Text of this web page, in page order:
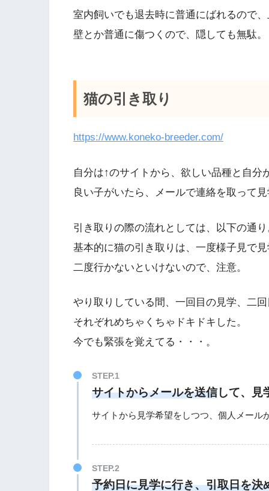
室内飼いでも退去時に普通にばれるので
壁とか普通に傷つくので、隠しても無駄。
猫の引き取り
https://www.koneko-breeder.com/
自分は↑のサイトから、欲しい品種と自分
良い子がいたら、メールで連絡を取って
引き取りの際の流れとしては、以下の通
基本的に猫の引き取りは、一度様子見で
二度行かないといけないので、注意。
やり取りしている間、一回目の見学、二
それぞれめちゃくちゃドキドキした。
今でも緊張を覚えてる・・・。
サイトからメールを送信して、見
サイトから見学希望をしつつ、個人メール
予約日に見学に行き、引取日を決